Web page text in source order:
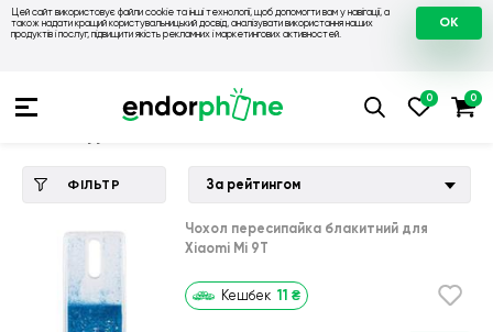
Цей сайт використовує файли cookie та інші технології, щоб допомогти вам у навігації, а
також надати кращий користувальницький досвід, аналізувати використання наших
продуктів і послуг, підвищити якість рекламних і маркетингових активностей.
OK
💙 Чохли на Xiaomi 💛 Чохол для Xiaomi
ФІЛЬТР За рейтингом
Чохол пересипайка блакитний для
Xiaomi Mi 9T
Кешбек 11 ₴